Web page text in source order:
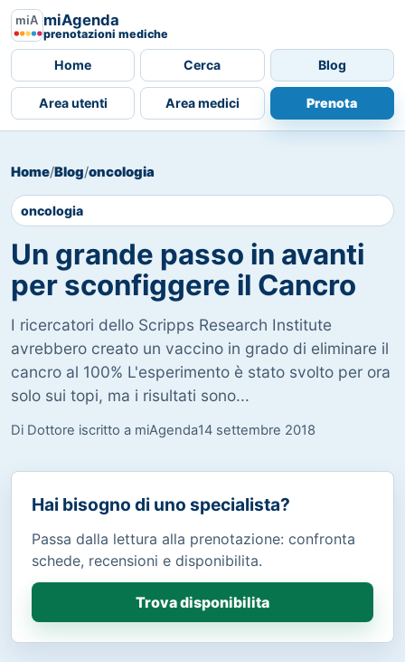
miAgenda
prenotazioni mediche
Home Cerca Blog
Area utenti Area medici Prenota
Home/Blog/oncologia
oncologia
Un grande passo in avanti
per sconfiggere il Cancro
I ricercatori dello Scripps Research Institute
avrebbero creato un vaccino in grado di eliminare il
cancro al 100% L'esperimento è stato svolto per ora
solo sui topi, ma i risultati sono...
Di Dottore iscritto a miAgenda14 settembre 2018
Hai bisogno di uno specialista?
Passa dalla lettura alla prenotazione: confronta
schede, recensioni e disponibilita.
Trova disponibilita